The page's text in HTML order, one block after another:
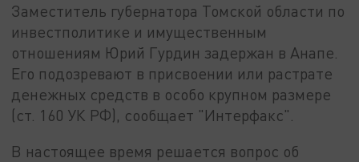
Заместитель губернатора Томской области по
инвестполитике и имущественным
отношениям Юрий Гурдин задержан в Анапе.
Его подозревают в присвоении или растрате
денежных средств в особо крупном размере
(ст. 160 УК РФ), сообщает "Интерфакс".
В настоящее время решается вопрос об